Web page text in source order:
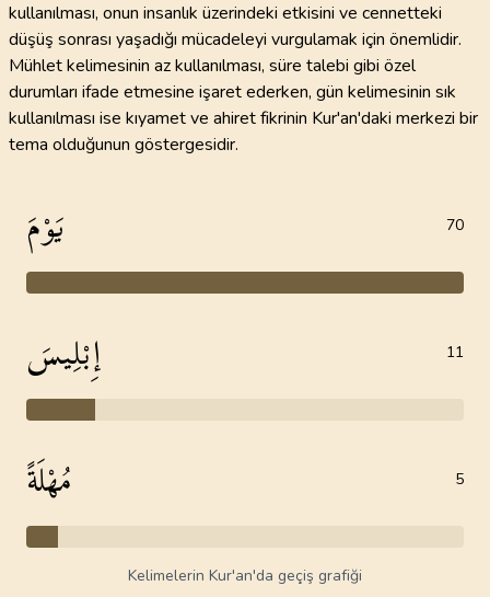
kullanılması, onun insanlık üzerindeki etkisini ve cennetteki
düşüş sonrası yaşadığı mücadeleyi vurgulamak için önemlidir.
Mühlet kelimesinin az kullanılması, süre talebi gibi özel
durumları ifade etmesine işaret ederken, gün kelimesinin sık
kullanılması ise kıyamet ve ahiret fikrinin Kur'an'daki merkezi bir
tema olduğunun göstergesidir.
يَوْمَ 70
إِبْلِيسَ 11
مُهْلَةً 5
Kelimelerin Kur'an'da geçiş grafiği